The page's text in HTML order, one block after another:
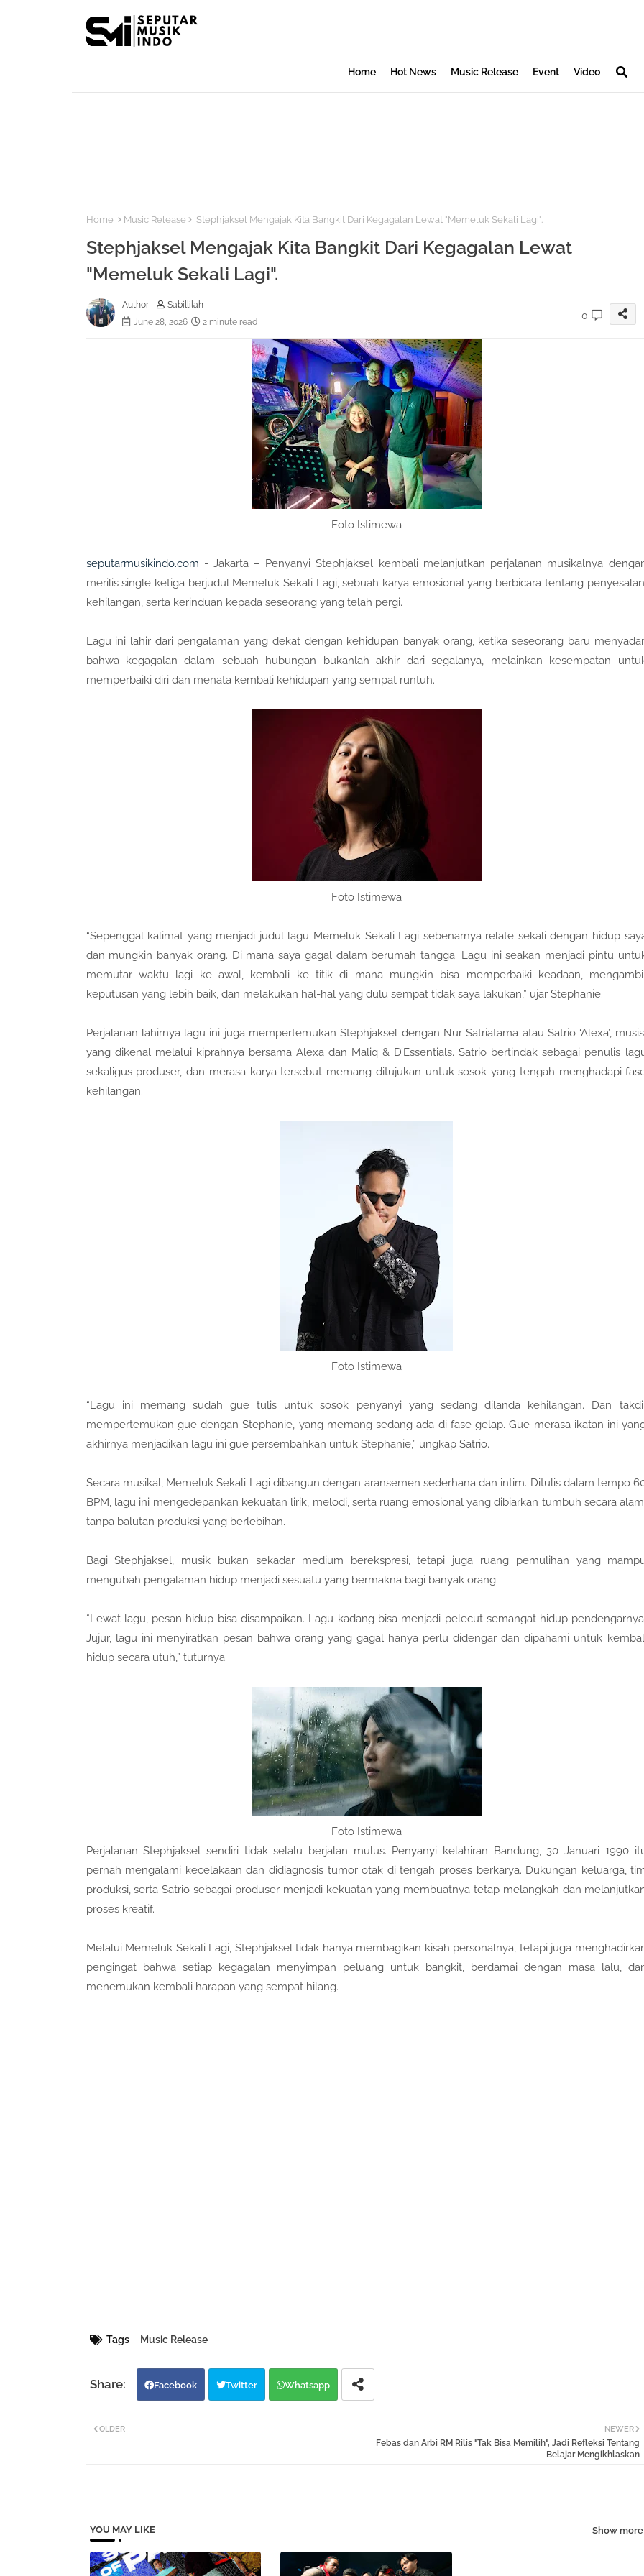
Home Hot News Music Release Event Video
Home Music Release Stephjaksel Mengajak Kita Bangkit Dari Kegagalan Lewat "Memeluk Sekali Lagi".
Stephjaksel Mengajak Kita Bangkit Dari Kegagalan Lewat
"Memeluk Sekali Lagi".
Author -
Sabillilah
June 28, 2026
2 minute read
0
Foto Istimewa
seputarmusikindo.com - Jakarta – Penyanyi Stephjaksel kembali melanjutkan perjalanan musikalnya
merilis single ketiga berjudul Memeluk Sekali Lagi, sebuah karya emosional yang berbicara tentang
kehilangan, serta kerinduan kepada seseorang yang telah pergi.
Lagu ini lahir dari pengalaman yang dekat dengan kehidupan banyak orang, ketika seseorang baru
bahwa kegagalan dalam sebuah hubungan bukanlah akhir dari segalanya, melainkan kesempatan
memperbaiki diri dan menata kembali kehidupan yang sempat runtuh.
Foto Istimewa
“Sepenggal kalimat yang menjadi judul lagu Memeluk Sekali Lagi sebenarnya relate sekali dengan hidup
dan mungkin banyak orang. Di mana saya gagal dalam berumah tangga. Lagu ini seakan menjadi pintu
memutar waktu lagi ke awal, kembali ke titik di mana mungkin bisa memperbaiki keadaan,
keputusan yang lebih baik, dan melakukan hal-hal yang dulu sempat tidak saya lakukan,” ujar Stephanie.
Perjalanan lahirnya lagu ini juga mempertemukan Stephjaksel dengan Nur Satriatama atau Satrio ‘Alexa’,
yang dikenal melalui kiprahnya bersama Alexa dan Maliq & D’Essentials. Satrio bertindak sebagai penulis
sekaligus produser, dan merasa karya tersebut memang ditujukan untuk sosok yang tengah menghadapi
kehilangan.
Foto Istimewa
“Lagu ini memang sudah gue tulis untuk sosok penyanyi yang sedang dilanda kehilangan. Dan
mempertemukan gue dengan Stephanie, yang memang sedang ada di fase gelap. Gue merasa ikatan ini
akhirnya menjadikan lagu ini gue persembahkan untuk Stephanie,” ungkap Satrio.
Secara musikal, Memeluk Sekali Lagi dibangun dengan aransemen sederhana dan intim. Ditulis dalam tempo
BPM, lagu ini mengedepankan kekuatan lirik, melodi, serta ruang emosional yang dibiarkan tumbuh secara
tanpa balutan produksi yang berlebihan.
Bagi Stephjaksel, musik bukan sekadar medium berekspresi, tetapi juga ruang pemulihan yang
mengubah pengalaman hidup menjadi sesuatu yang bermakna bagi banyak orang.
“Lewat lagu, pesan hidup bisa disampaikan. Lagu kadang bisa menjadi pelecut semangat hidup
Jujur, lagu ini menyiratkan pesan bahwa orang yang gagal hanya perlu didengar dan dipahami untuk
hidup secara utuh,” tuturnya.
Foto Istimewa
Perjalanan Stephjaksel sendiri tidak selalu berjalan mulus. Penyanyi kelahiran Bandung, 30 Januari 1990
pernah mengalami kecelakaan dan didiagnosis tumor otak di tengah proses berkarya. Dukungan keluarga,
produksi, serta Satrio sebagai produser menjadi kekuatan yang membuatnya tetap melangkah dan
proses kreatif.
Melalui Memeluk Sekali Lagi, Stephjaksel tidak hanya membagikan kisah personalnya, tetapi juga
pengingat bahwa setiap kegagalan menyimpan peluang untuk bangkit, berdamai dengan masa lalu,
menemukan kembali harapan yang sempat hilang.
Tags Music Release
Facebook Twitter Whatsapp
NEWER
Febas dan Arbi RM Rilis "Tak Bisa Memilih", Jadi Refleksi Tentang
Belajar Mengikhlaskan
OLDER
YOU MAY LIKE Show more